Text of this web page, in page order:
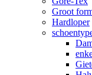
Groot
Hardloper